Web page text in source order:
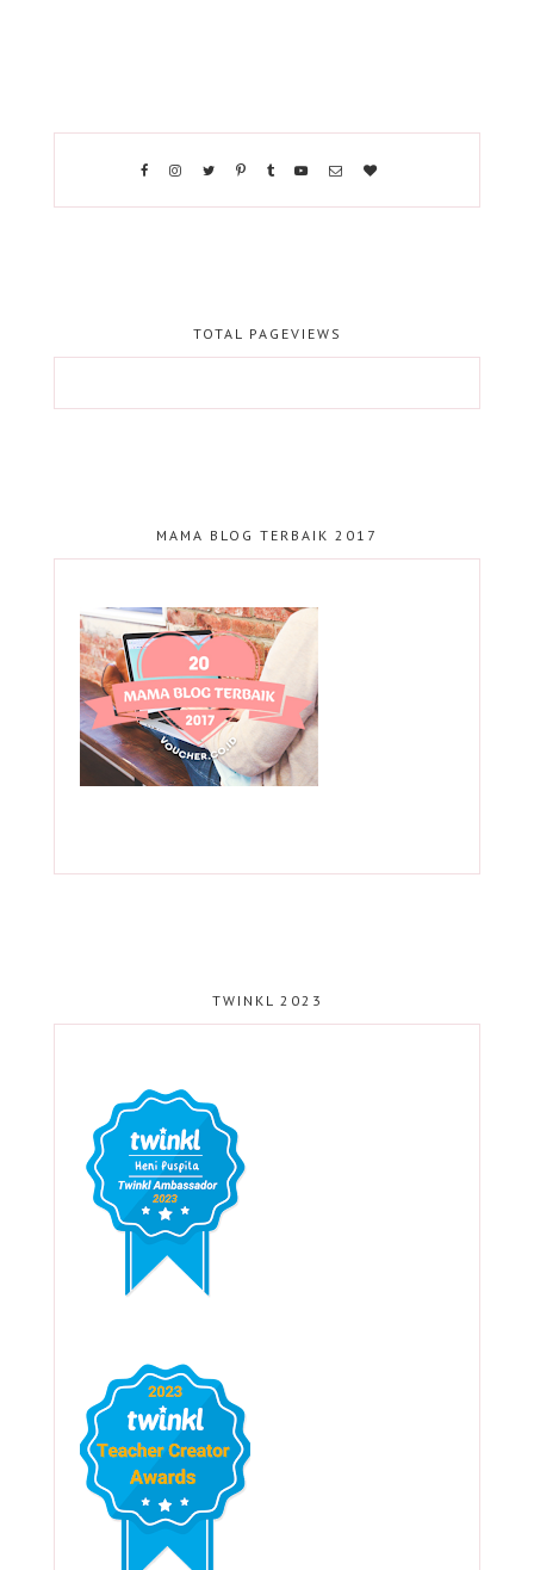
TOTAL PAGEVIEWS
MAMA BLOG TERBAIK 2017
TWINKL 2023